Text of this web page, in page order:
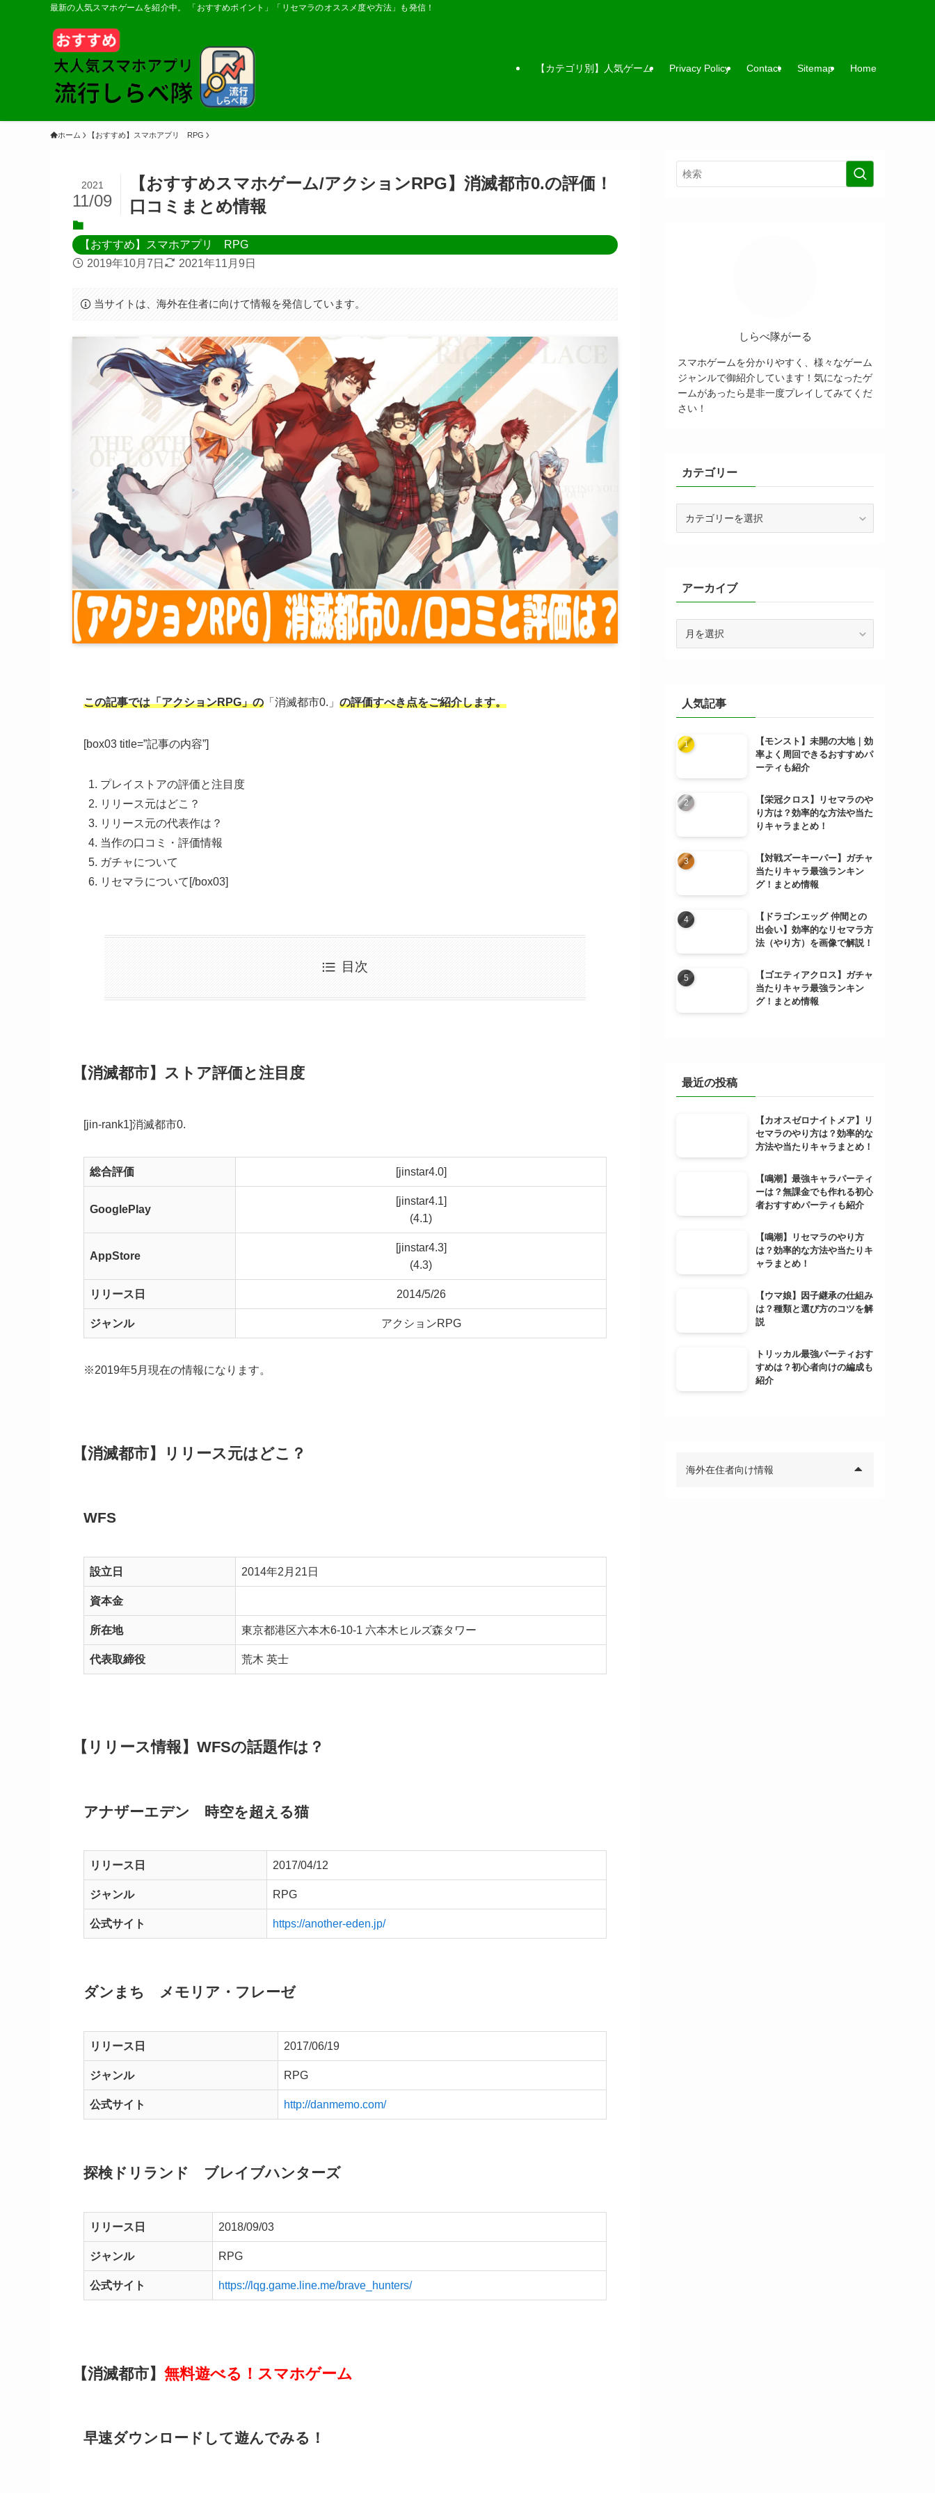
最新の人気スマホゲームを紹介中。 「おすすめポイント」「リセマラのオススメ度や方法」も発信！
【カテゴリ別】人気ゲーム Privacy Policy Contact Sitemap Home
ホーム 【おすすめ】スマホアプリ RPG
【おすすめスマホゲーム/アクションRPG】消滅都市0.の評価！
口コミまとめ情報
2021
11/09
【おすすめ】スマホアプリ RPG
2019年10月7日
2021年11月9日
当サイトは、海外在住者に向けて情報を発信しています。
この記事では「アクションRPG」の 「消滅都市0.」 の評価すべき点をご紹介します。
[box03 title=”記事の内容”]
プレイストアの評価と注目度
リリース元はどこ？
リリース元の代表作は？
当作の口コミ・評価情報
ガチャについて
リセマラについて[/box03]
目次
【消滅都市】ストア評価と注目度
[jin-rank1]消滅都市0.
総合評価 [jinstar4.0]
GooglePlay
[jinstar4.1]
(4.1)
AppStore
[jinstar4.3]
(4.3)
リリース日 2014/5/26
ジャンル アクションRPG
※2019年5月現在の情報になります。
【消滅都市】リリース元はどこ？
WFS
設立日 2014年2月21日
資本金
所在地 東京都港区六本木6-10-1 六本木ヒルズ森タワー
代表取締役 荒木 英士
【リリース情報】WFSの話題作は？
アナザーエデン 時空を超える猫
リリース日 2017/04/12
ジャンル RPG
公式サイト https://another-eden.jp/
ダンまち メモリア・フレーゼ
リリース日 2017/06/19
ジャンル RPG
公式サイト http://danmemo.com/
探検ドリランド ブレイブハンターズ
リリース日 2018/09/03
ジャンル RPG
公式サイト https://lqg.game.line.me/brave_hunters/
【消滅都市】 無料遊べる！スマホゲーム
早速ダウンロードして遊んでみる！
しらべ隊がーる
スマホゲームを分かりやすく、様々なゲーム
ジャンルで御紹介しています！気になったゲ
ームがあったら是非一度プレイしてみてくだ
さい！
カテゴリー
アーカイブ
人気記事
【モンスト】未開の大地｜効
率よく周回できるおすすめパ
ーティも紹介
【栄冠クロス】リセマラのや
り方は？効率的な方法や当た
りキャラまとめ！
【対戦ズーキーパー】ガチャ
当たりキャラ最強ランキン
グ！まとめ情報
【ドラゴンエッグ 仲間との
出会い】効率的なリセマラ方
法（やり方）を画像で解説！
【ゴエティアクロス】ガチャ
当たりキャラ最強ランキン
グ！まとめ情報
最近の投稿
【カオスゼロナイトメア】リ
セマラのやり方は？効率的な
方法や当たりキャラまとめ！
【鳴潮】最強キャラパーティ
ーは？無課金でも作れる初心
者おすすめパーティも紹介
【鳴潮】リセマラのやり方
は？効率的な方法や当たりキ
ャラまとめ！
【ウマ娘】因子継承の仕組み
は？種類と選び方のコツを解
説
トリッカル最強パーティおす
すめは？初心者向けの編成も
紹介
海外在住者向け情報